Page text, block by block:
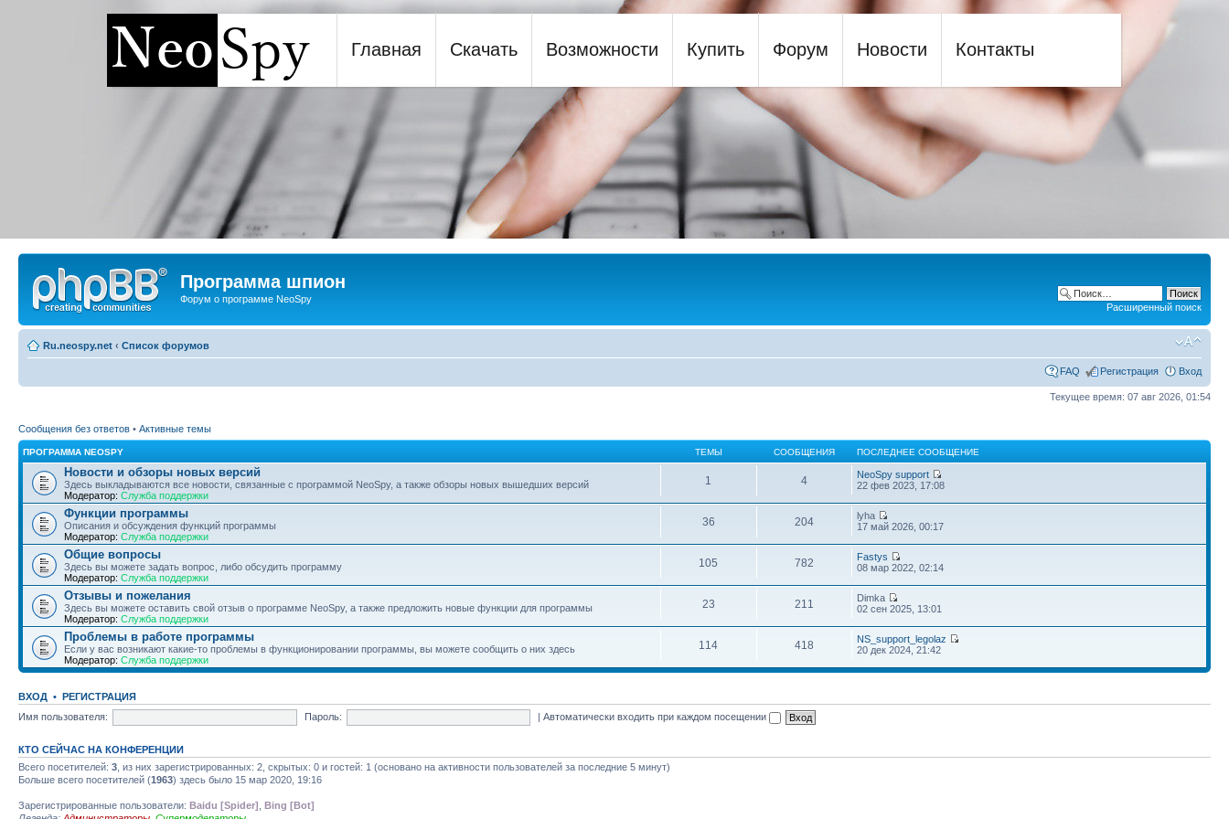
Программа шпион NeoSpy
Главная Скачать Возможности Купить Форум Новости Контакты
Программа шпион
Форум о программе NeoSpy
Расширенный поиск
Ru.neospy.net ‹ Список форумов
FAQ Регистрация Вход
Текущее время: 07 авг 2026, 01:54
Сообщения без ответов • Активные темы
ПРОГРАММА NEOSPY ТЕМЫ СООБЩЕНИЯ ПОСЛЕДНЕЕ СООБЩЕНИЕ
Новости и обзоры новых версий
Здесь выкладываются все новости, связанные с программой NeoSpy, а также обзоры новых вышедших версий
Модератор: Служба поддержки
1 4
NeoSpy support
22 фев 2023, 17:08
Функции программы
Описания и обсуждения функций программы
Модератор: Служба поддержки
36 204
lyha
17 май 2026, 00:17
Общие вопросы
Здесь вы можете задать вопрос, либо обсудить программу
Модератор: Служба поддержки
105 782
Fastys
08 мар 2022, 02:14
Отзывы и пожелания
Здесь вы можете оставить свой отзыв о программе NeoSpy, а также предложить новые функции для программы
Модератор: Служба поддержки
23 211
Dimka
02 сен 2025, 13:01
Проблемы в работе программы
Если у вас возникают какие-то проблемы в функционировании программы, вы можете сообщить о них здесь
Модератор: Служба поддержки
114 418
NS_support_legolaz
20 дек 2024, 21:42
ВХОД • РЕГИСТРАЦИЯ
Имя пользователя:
Пароль: |Автоматически входить при каждом посещении
КТО СЕЙЧАС НА КОНФЕРЕНЦИИ
Всего посетителей: 3 , из них зарегистрированных: 2, скрытых: 0 и гостей: 1 (основано на активности пользователей за последние 5 минут)
Больше всего посетителей (1963) здесь было 15 мар 2020, 19:16
Зарегистрированные пользователи: Baidu [Spider] Bing [Bot]